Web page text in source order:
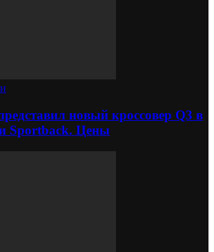
новый кроссовер Q3 в
Sportback. Цены